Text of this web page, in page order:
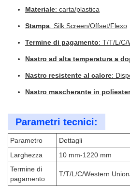
Materiale: carta/plastica
Stampa: Silk Screen/Offset/Flexo
Termine di pagamento: T/T/L/C/
Nastro ad alta temperatura a
Nastro resistente al calore:
Nastro mascherante in
Parametri tecnici:
Parametro
Dettagli
Larghezza
10 mm-1220 mm
Termine di
pagamento
T/T/L/C/Western